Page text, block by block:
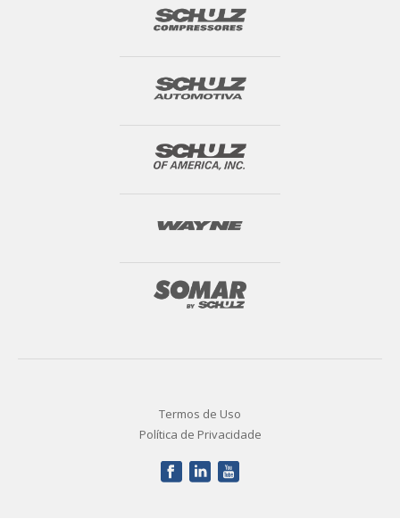
Termos de Uso
Política de Privacidade